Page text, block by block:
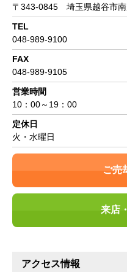
〒343-0845 埼玉県越谷市
TEL
048-989-9100
FAX
048-989-9105
営業時間
10：00～19：00
定休日
火・水曜日
ご売
来店
アクセス情報